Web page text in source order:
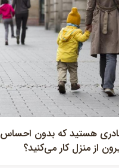
هستيد كه بدون احساس
از منزل كار مي‌كنيد؟